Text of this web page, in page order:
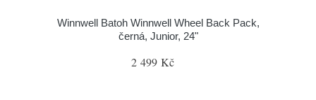
Winnwell Batoh Winnwell Wheel Back Pack,
černá, Junior, 24"
2 499 Kč